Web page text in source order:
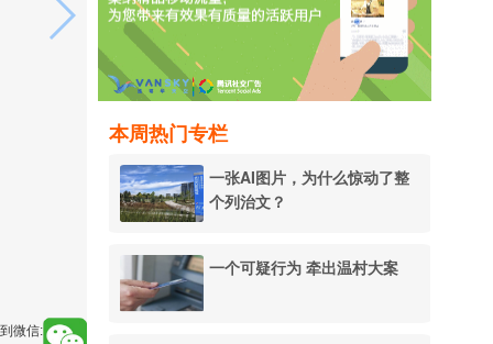
本周热门专栏
一张AI图片，为什么惊动了整
个列治文？
一个可疑行为 牵出温村大案
微信: